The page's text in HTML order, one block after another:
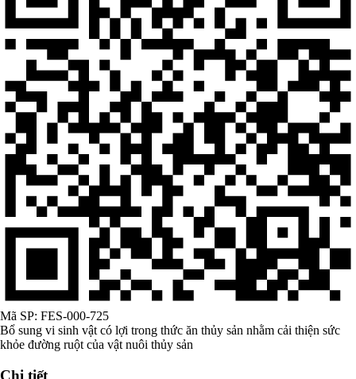
Mã SP: FES-000-725
Bổ sung vi sinh vật có lợi trong thức ăn thủy sản nhằm cải thiện sức
khỏe đường ruột của vật nuôi thủy sản
Chi tiết